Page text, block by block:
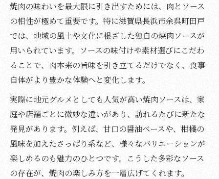
焼肉の味わいを最大限に引き出すためには、肉とソース
の相性が極めて重要です。特に滋賀県長浜市余呉町田戸
では、地域の風土や文化に根ざした独自の焼肉ソースが
用いられています。ソースの味付けや素材選びにこだわ
ることで、肉本来の旨味を引き立てるだけでなく、食事
自体がより豊かな体験へと変化します。
実際に地元グルメとしても人気が高い焼肉ソースは、家
庭や店舗ごとに微妙な違いがあり、訪れるたびに新たな
発見があります。例えば、甘口の醤油ベースや、柑橘の
風味を加えたさっぱり系など、様々なバリエーションが
楽しめるのも魅力のひとつです。こうした多彩なソース
の存在が、焼肉の楽しみ方を一層広げてくれます。